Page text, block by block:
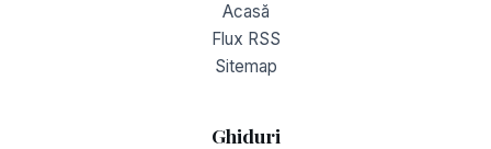
Acasă
Flux RSS
Sitemap
Ghiduri